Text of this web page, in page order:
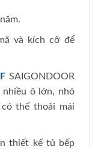
và kích cỡ để
SAIGONDOOR
ô lớn, nhỏ
thể thoải mái
thiết kế tủ bếp